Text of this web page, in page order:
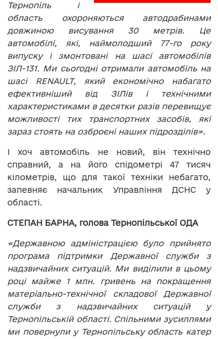
Тернопіль і
область охороняються автодрабинами
довжиною висування 30 метрів. Це
автомобілі, які, наймолодший 77-го року
випуску і змонтовані на шасі автомобілів
ЗІЛ-131. Ми сьогодні отримали автомобіль на
шасі RENAULT, який економічно набагато
ефективніший від ЗІЛів і технічними
характеристиками в десятки разів перевищує
можливості тих транспортних засобів, які
зараз стоять на озброєні наших підрозділів».
І хоч автомобіль не новий, він технічно
справний, а на його спідометрі 47 тисяч
кілометрів, що для такої техніки небагато,
запевняє начальник Управління ДСНС у
області.
СТЕПАН БАРНА, голова Тернопільської ОДА
«Державною адміністрацією було прийнято
програма підтримки Державної служби з
надзвичайних ситуацій. Ми виділили в цьому
році майже 1 млн. гривень на покращення
матеріально-технічної складової Державної
служби з надзвичайних ситуацій у
Тернопільській області. Спільними зусиллями
ми повернули у Тернопільську область катер